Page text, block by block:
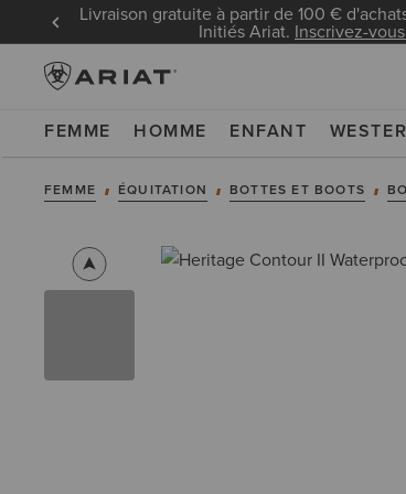
Livraison gratuite à partir de 100 €
Initiés Ariat. Inscrivez-
FEMME HOMME ENFANT
FEMME ÉQUITATION BOTTES ET BOOTS